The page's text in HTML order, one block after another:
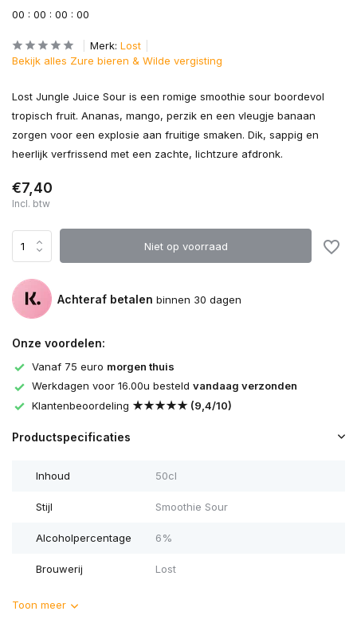
00 : 00 : 00 : 00
Merk: Lost
Bekijk alles Zure bieren & Wilde vergisting
Lost Jungle Juice Sour is een romige smoothie sour boordevol
tropisch fruit. Ananas, mango, perzik en een vleugje banaan
zorgen voor een explosie aan fruitige smaken. Dik, sappig en
heerlijk verfrissend met een zachte, lichtzure afdronk.
€7,40
Incl. btw
Niet op voorraad
Achteraf betalen binnen 30 dagen
Onze voordelen:
Vanaf 75 euro morgen thuis
Werkdagen voor 16.00u besteld vandaag verzonden
Klantenbeoordeling ★★★★★ (9,4/10)
Productspecificaties
Inhoud 50cl
Stijl Smoothie Sour
Alcoholpercentage 6%
Brouwerij Lost
Toon meer